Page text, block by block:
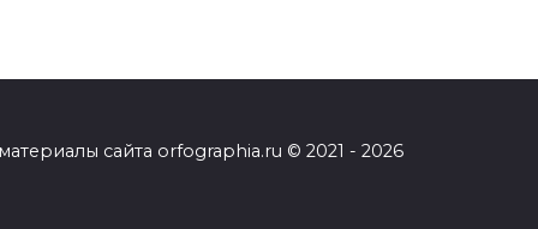
сайта orfographia.ru © 2021 - 2026